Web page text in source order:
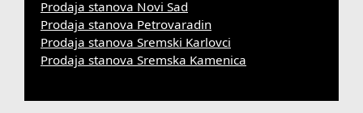
Prodaja stanova Novi Sad
Prodaja stanova Petrovaradin
Prodaja stanova Sremski Karlovci
Prodaja stanova Sremska Kamenica